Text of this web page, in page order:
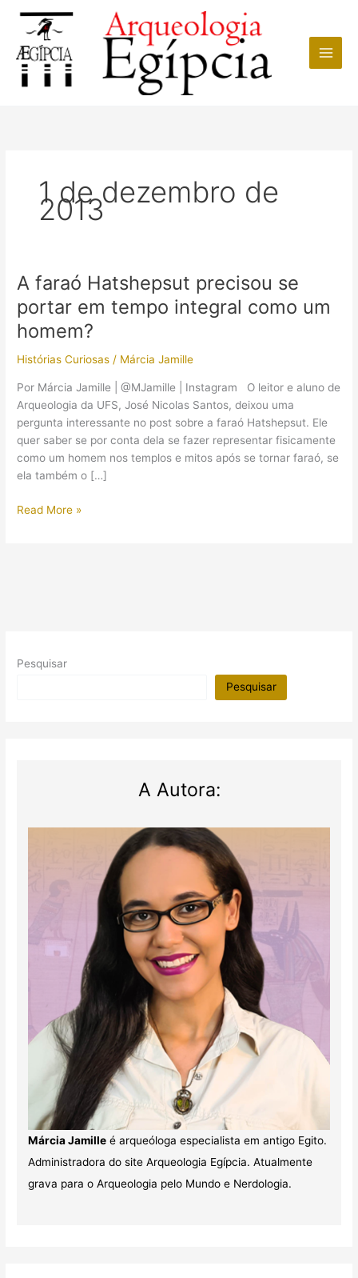
conteúdo
1 de dezembro de
2013
A faraó Hatshepsut precisou se
portar em tempo integral como um
homem?
Histórias Curiosas / Márcia Jamille
Por Márcia Jamille | @MJamille | Instagram O leitor e aluno de
Arqueologia da UFS, José Nicolas Santos, deixou uma
pergunta interessante no post sobre a faraó Hatshepsut. Ele
quer saber se por conta dela se fazer representar fisicamente
como um homem nos templos e mitos após se tornar faraó, se
ela também o […]
A
como
Read More »
Pesquisar
Pesquisar
A Autora:
Márcia Jamilleé arqueóloga especialista em antigo Egito.
Administradora do site Arqueologia Egípcia. Atualmente
grava para o Arqueologia pelo Mundo e Nerdologia.